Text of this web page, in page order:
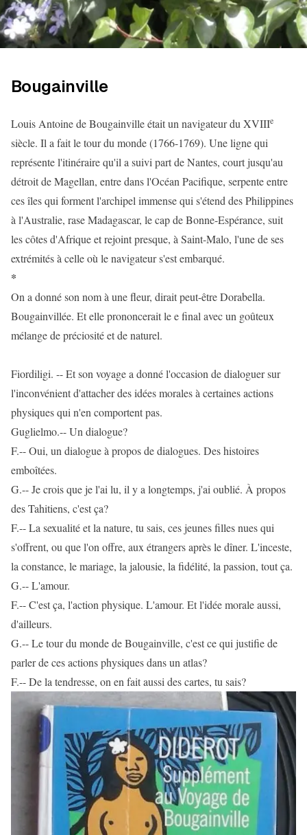
Bougainville
Louis Antoine de Bougainville était un navigateur du XVIIIe
siècle. Il a fait le tour du monde (1766-1769). Une ligne qui
représente l'itinéraire qu'il a suivi part de Nantes, court jusqu'au
détroit de Magellan, entre dans l'Océan Pacifique, serpente entre
ces îles qui forment l'archipel immense qui s'étend des Philippines
à l'Australie, rase Madagascar, le cap de Bonne-Espérance, suit
les côtes d'Afrique et rejoint presque, à Saint-Malo, l'une de ses
extrémités à celle où le navigateur s'est embarqué.
*
On a donné son nom à une fleur, dirait peut-être Dorabella.
Bougainvillée. Et elle prononcerait le e final avec un goûteux
mélange de préciosité et de naturel.
Fiordiligi. -- Et son voyage a donné l'occasion de dialoguer sur
l'inconvénient d'attacher des idées morales à certaines actions
physiques qui n'en comportent pas.
Guglielmo.-- Un dialogue?
F.-- Oui, un dialogue à propos de dialogues. Des histoires
emboîtées.
G.-- Je crois que je l'ai lu, il y a longtemps, j'ai oublié. À propos
des Tahitiens, c'est ça?
F.-- La sexualité et la nature, tu sais, ces jeunes filles nues qui
s'offrent, ou que l'on offre, aux étrangers après le dîner. L'inceste,
la constance, le mariage, la jalousie, la fidélité, la passion, tout ça.
G.-- L'amour.
F.-- C'est ça, l'action physique. L'amour. Et l'idée morale aussi,
d'ailleurs.
G.-- Le tour du monde de Bougainville, c'est ce qui justifie de
parler de ces actions physiques dans un atlas?
F.-- De la tendresse, on en fait aussi des cartes, tu sais?